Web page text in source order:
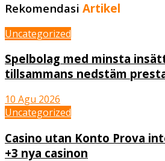
Rekomendasi Artikel
Uncategorized
Spelbolag med minsta
tillsammans nedstäm
10 Agu 2026
Uncategorized
Casino utan Konto Prova
+3 nya casinon